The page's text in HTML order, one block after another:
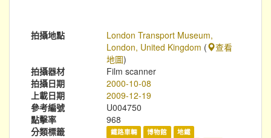
拍攝地點
London Transport Museum,
London, United Kingdom (
查看
地圖)
拍攝器材
Film scanner
拍攝日期
2000-10-08
上載日期
2009-12-19
參考編號
U004750
點擊率
968
分類標籤
鐵路車輛 博物館
地鐵